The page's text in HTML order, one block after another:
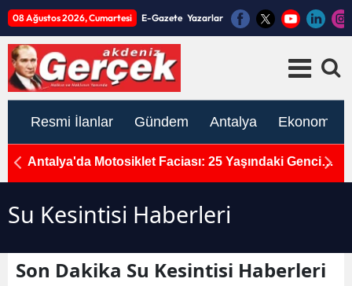
08 Ağustos 2026, Cumartesi E-Gazete Yazarlar
Resmi İlanlar Gündem Antalya Ekonomi
Antalya'da Motosiklet Faciası: 25 Yaşındaki Gencin
Su Kesintisi Haberleri
Son Dakika Su Kesintisi Haberleri